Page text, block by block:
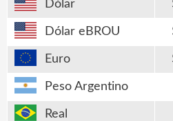
Dólar
Dólar eBROU
Euro
Peso Argentino
Real